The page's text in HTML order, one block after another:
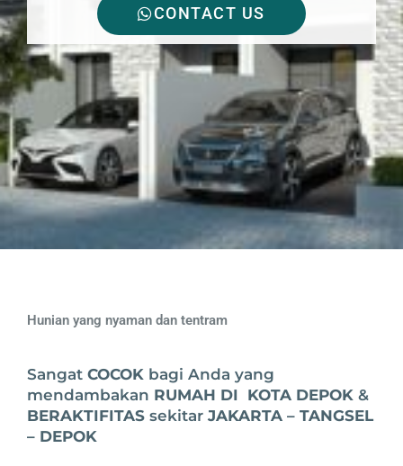
CONTACT US
Hunian yang nyaman dan tentram
Sangat COCOK bagi Anda yang
mendambakan RUMAH DI KOTA DEPOK &
BERAKTIFITAS sekitar JAKARTA – TANGSEL
– DEPOK